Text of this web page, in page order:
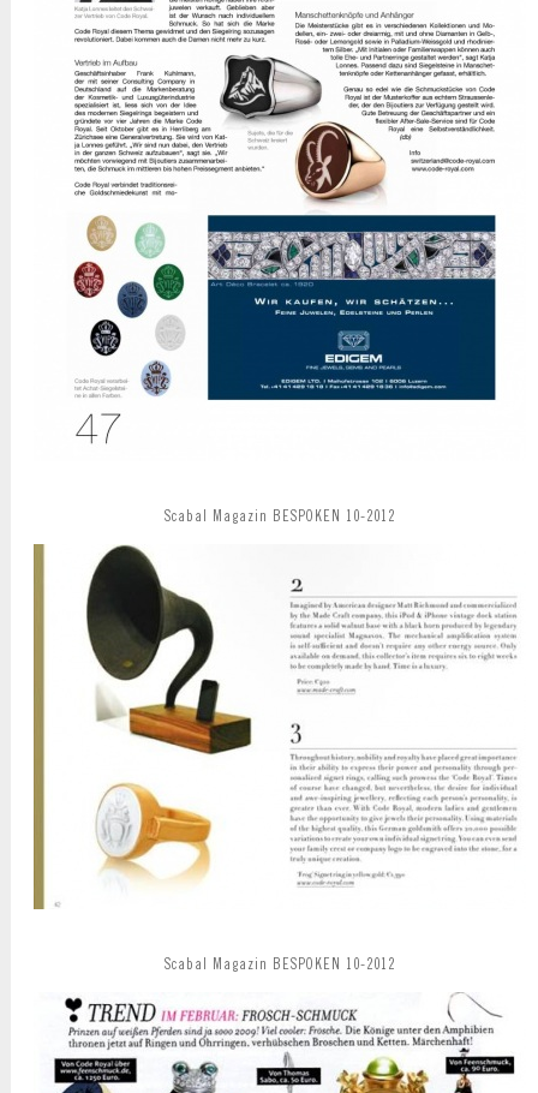
Scabal Magazin BESPOKEN 10-2012
Scabal Magazin BESPOKEN 10-2012